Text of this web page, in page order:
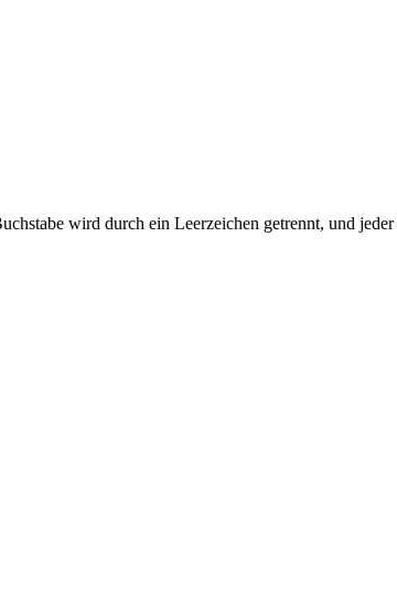
wird durch ein Leerzeichen getrennt, und